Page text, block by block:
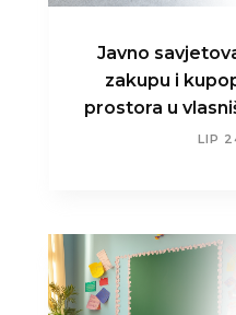
Javno
zakupu i
prostora u
LIP